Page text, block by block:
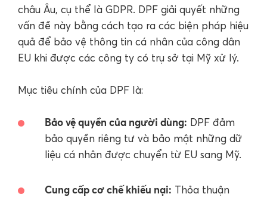
châu Âu, cụ thể là GDPR. DPF giải quyết những
vấn đề này bằng cách tạo ra các biện pháp hiệu
quả để bảo vệ thông tin cá nhân của công dân
EU khi được các công ty có trụ sở tại Mỹ xử lý.
Mục tiêu chính của DPF là:
Bảo vệ quyền của người dùng: DPF đảm
bảo quyền riêng tư và bảo mật những dữ
liệu cá nhân được chuyển từ EU sang Mỹ.
Cung cấp cơ chế khiếu nại: Thỏa thuận